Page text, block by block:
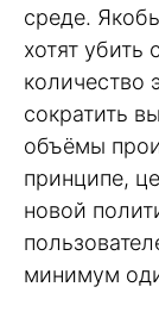
среде.
хотят убить
количество
сократить
объёмы
принципе,
новой
минимум